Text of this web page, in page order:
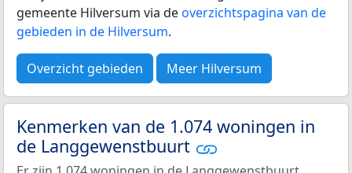
gemeente Hilversum via deoverzichtspagina van de
gebieden in de Hilversum.
Overzicht gebieden Meer Hilversum
Kenmerken van de 1.074 woningen in
de Langgewenstbuurt